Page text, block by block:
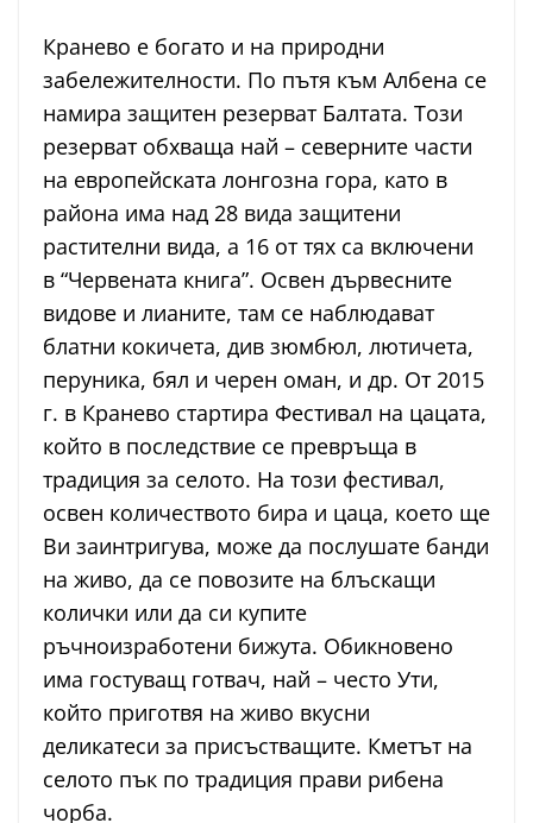
Кранево е богато и на природни
забележителности. По пътя към Албена се
намира защитен резерват Балтата. Този
резерват обхваща най – северните части
на европейската лонгозна гора, като в
района има над 28 вида защитени
растителни вида, а 16 от тях са включени
в “Червената книга”. Освен дървесните
видове и лианите, там се наблюдават
блатни кокичета, див зюмбюл, лютичета,
перуника, бял и черен оман, и др. От 2015
г. в Кранево стартира Фестивал на цацата,
който в последствие се превръща в
традиция за селото. На този фестивал,
освен количеството бира и цаца, което ще
Ви заинтригува, може да послушате банди
на живо, да се повозите на блъскащи
колички или да си купите
ръчноизработени бижута. Обикновено
има гостуващ готвач, най – често Ути,
който приготвя на живо вкусни
деликатеси за присъстващите. Кметът на
селото пък по традиция прави рибена
чорба.